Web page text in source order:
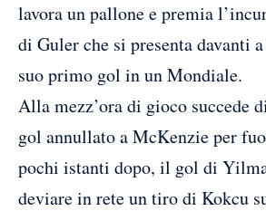
lavora un pallone e premia
di Guler che si presenta davanti
suo primo gol in un Mondiale.
Alla mezz’ora di gioco succede
gol annullato a McKenzie per
pochi istanti dopo, il gol di
deviare in rete un tiro di Kokcu